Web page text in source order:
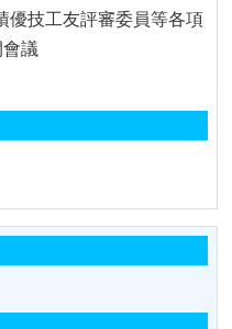
優技工友評審委員等各項
議